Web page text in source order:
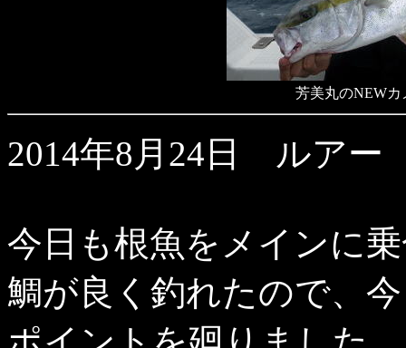
芳美丸のNEW
2014年8月24日 ルアー
今日も根魚をメインに
鯛が良く釣れたので、